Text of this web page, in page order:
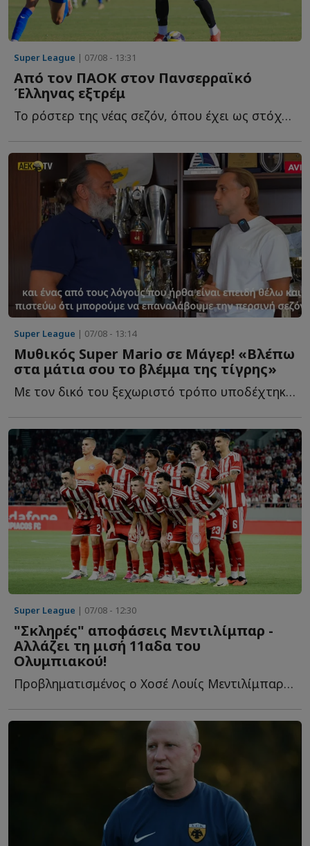
Super League | 07/08 - 13:31
Από τον ΠΑΟΚ στον Πανσερραϊκό
Έλληνας εξτρέμ
Το ρόστερ της νέας σεζόν, όπου έχει ως στόχο την άμεση ε...
Super League | 07/08 - 13:14
Μυθικός Super Mario σε Μάγερ! «Βλέπω
στα μάτια σου το βλέμμα της τίγρης»
Με τον δικό του ξεχωριστό τρόπο υποδέχτηκε ο ιδιοκτήτης τ...
Super League | 07/08 - 12:30
"Σκληρές" αποφάσεις Μεντιλίμπαρ -
Αλλάζει τη μισή 11αδα του
Ολυμπιακού!
Προβληματισμένος ο Χοσέ Λουίς Μεντιλίμπαρ από το πρώτο π...